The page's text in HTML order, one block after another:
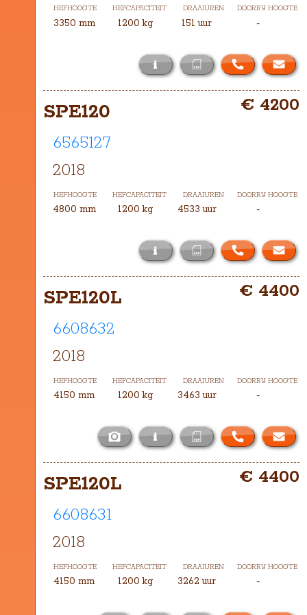
HEFHOOGTE HEFCAPACITEIT DRAAIUREN DOORRIJ HOOGTE
3350 mm 1200 kg 151 uur -
i
Het masttype bij deze RWE120 is
DXH-3350
SPE120
6565127
2018
HEFHOOGTE HEFCAPACITEIT DRAAIUREN DOORRIJ HOOGTE
4800 mm 1200 kg 4533 uur -
i
€ 4200
Het masttype bij deze SPE120 is
TXH-4800
SPE120L
6608632
2018
HEFHOOGTE HEFCAPACITEIT DRAAIUREN DOORRIJ HOOGTE
4150 mm 1200 kg 3463 uur -
i
€ 4400
Het masttype bij deze SPE120L is
TXH-4150
SPE120L
6608631
2018
HEFHOOGTE HEFCAPACITEIT DRAAIUREN DOORRIJ HOOGTE
4150 mm 1200 kg 3262 uur -
€ 4400